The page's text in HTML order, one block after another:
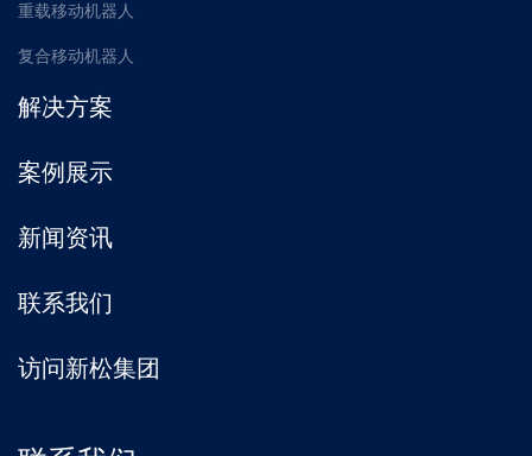
重载移动机器人
复合移动机器人
解决方案
案例展示
新闻资讯
联系我们
访问新松集团